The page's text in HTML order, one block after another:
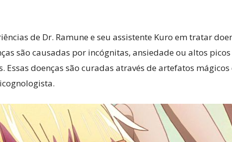
de Dr. Ramune e seu assistente Kuro em tratar
são causadas por incógnitas, ansiedade ou altos
Essas doenças são curadas através de artefatos